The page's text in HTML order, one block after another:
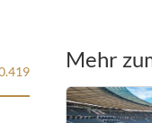
Mehr